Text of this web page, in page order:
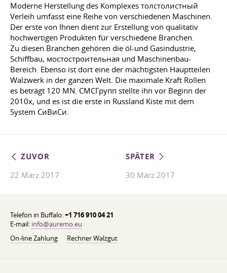
Moderne Herstellung des Komplexes толстолистный
Verleih umfasst eine Reihe von verschiedenen Maschinen.
Der erste von Ihnen dient zur Erstellung von qualitativ
hochwertigen Produkten für verschiedene Branchen.
Zu diesen Branchen gehören die öl-und Gasindustrie,
Schiffbau, мостостроительная und Maschinenbau-
Bereich. Ebenso ist dort eine der mächtigsten Hauptteilen
Walzwerk in der ganzen Welt. Die maximale Kraft Rollen
es beträgt 120 MN. СМСГрупп stellte ihn vor Beginn der
2010х, und es ist die erste in Russland Kiste mit dem
System СиВиСи.
ZUVOR
22 März 2017
SPÄTER
30 März 2017
Telefon in Buffalo:+1 716 910 04 21
E-mail: info@auremo.eu
On-line Zahlung
Rechner Walzgut